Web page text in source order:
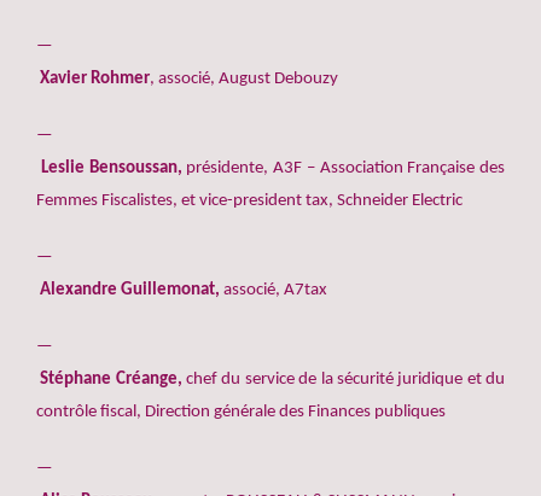
Xavier Rohmer, associé, August Debouzy
Leslie Bensoussan, présidente, A3F – Association Française des
Femmes Fiscalistes, et vice-president tax, Schneider Electric
Alexandre Guillemonat, associé, A7tax
Stéphane Créange, chef du service de la sécurité juridique et du
contrôle fiscal, Direction générale des Finances publiques